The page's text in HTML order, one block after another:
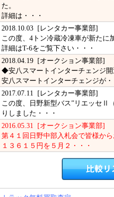
た。
詳細は・・・
2018.10.03 [レンタカー事業部]
この度、4トン冷蔵冷凍車が新たに
詳細はT-6をご覧下さい・・・
2018.04.19 [オークション事業部]
◆安八スマートインターチェンジ
安八スマートインターチェンジが・
2017.07.11 [レンタカー事業部]
この度、日野新型バス”リエッセⅡ
りしました・・・
2016.05.31 [オークション事業部]
第４１回日野中部入札会で皆様か
１３６１５円を５月２・・・